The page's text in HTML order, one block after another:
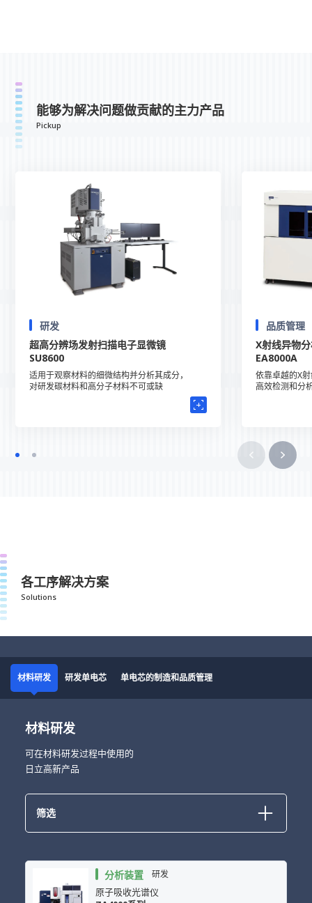
能够为解决问题做贡献的主力产品
Pickup
研发
超高分辨场发射扫描电子显微镜
SU8600
适用于观察材料的细微结构并分析其成分，
对研发碳材料和高分子材料不可或缺
品质管理
X射线异物
EA8000A
依靠卓越的X
高效检测和分
各工序解决方案
Solutions
材料研发 研发单电芯 单电芯的制造和品质管理
材料研发
可在材料研发过程中使用的
日立高新产品
筛选
分析装置 研发
原子吸收光谱仪